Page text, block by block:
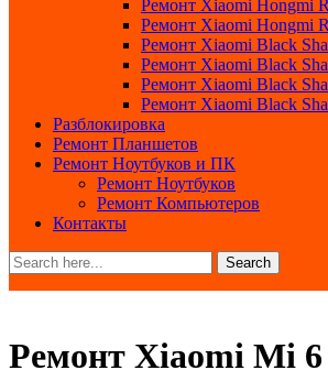
Ремонт Xiaomi Hongmi
Ремонт Xiaomi Hongmi
Ремонт Xiaomi Black
Ремонт Xiaomi Black
Ремонт Xiaomi Black
Ремонт Xiaomi Black
Разблокировка
Ремонт Планшетов
Ремонт Ноутбуков и ПК
Ремонт Ноутбуков
Ремонт Компьютеров
Контакты
Search
Ремонт Xiaomi Mi 6